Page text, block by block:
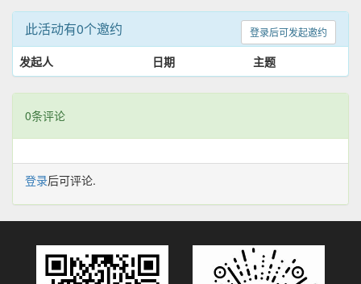
登录后可发起邀约
此活动有0个邀约
发起人 日期 主题
0条评论
登录后可评论.